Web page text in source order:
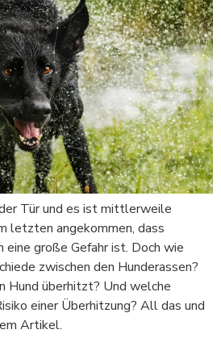
Tür und es ist mittlerweile
letzten angekommen, dass
eine große Gefahr ist. Doch wie
zwischen den Hunderassen?
Hund überhitzt? Und welche
einer Überhitzung? All das und
Artikel.